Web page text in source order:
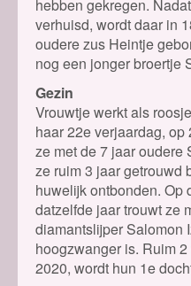
hebben gekregen.
verhuisd, wordt daar in
oudere zus Heintje
nog een jonger broertje
Gezin
Vrouwtje werkt als
haar 22e verjaardag,
ze met de 7 jaar oudere
ze ruim 3 jaar getrouwd
huwelijk ontbonden. Op
datzelfde jaar trouwt ze
diamantslijper Salomon
hoogzwanger is. Ruim
2020, wordt hun 1e